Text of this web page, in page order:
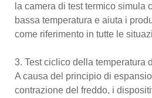
la camera di test termico simula
bassa temperatura e aiuta i
come riferimento in tutte le
3. Test ciclico della temperatura
A causa del principio di
contrazione del freddo, i